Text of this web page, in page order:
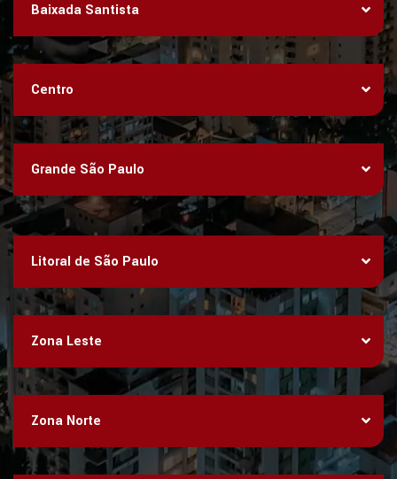
Baixada Santista
Centro
Grande São Paulo
Litoral de São Paulo
Zona Leste
Zona Norte